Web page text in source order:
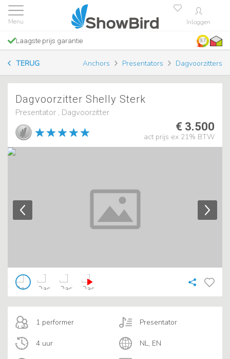
Inloggen
Laagste prijs garantie 9.7
TERUG Anchors Presentators Dagvoorzitters
Dagvoorzitter Shelly Sterk
Presentator , Dagvoorzitter
€ 3.500
act prijs ex 21% BTW
1 performer Presentator
4 uur NL, EN